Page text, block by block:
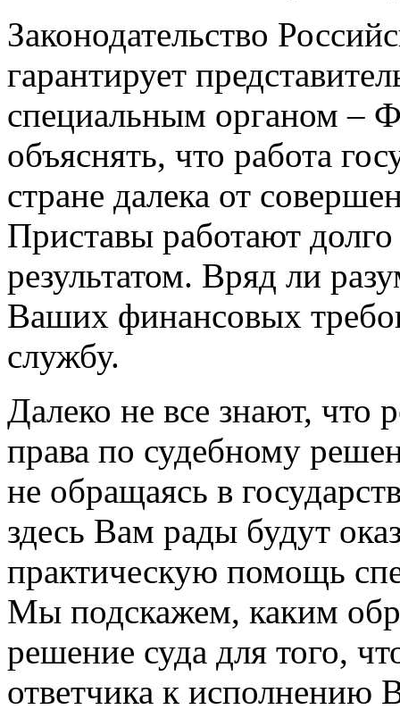
Законодательство
гарантирует
специальным органом –
объяснять, что работа
стране далека от
Приставы работают
результатом. Вряд ли
Ваших финансовых
службу.
Далеко не все знают, что
права по судебному
не обращаясь в
здесь Вам рады будут
практическую помощь
Мы подскажем, каким
решение суда для того,
ответчика к исполнению